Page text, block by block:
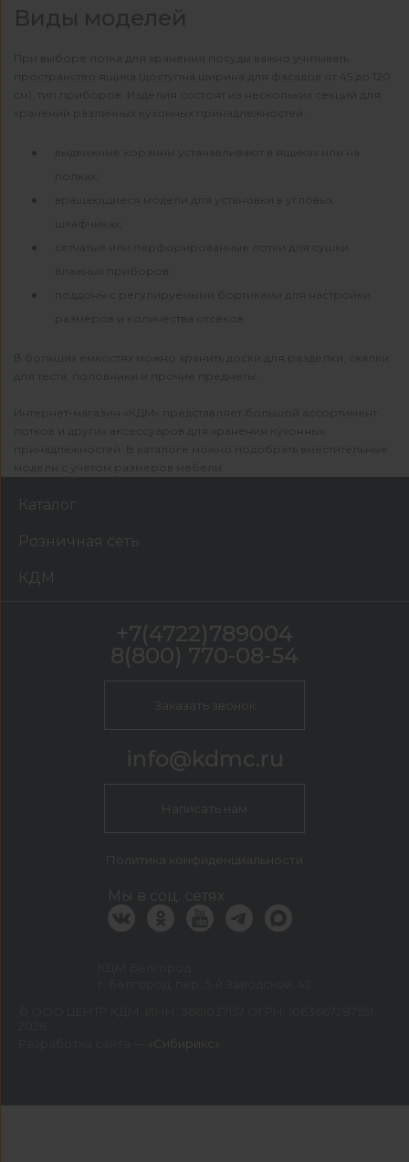
Виды моделей
При выборе лотка для хранения посуды важно учитывать
пространство ящика (доступна ширина для фасадов от 45 до 120
см), тип приборов. Изделия состоят из нескольких секций для
хранений различных кухонных принадлежностей:
выдвижные корзины устанавливают в ящиках или на
полках;
вращающиеся модели для установки в угловых
шкафчиках;
сетчатые или перфорированные лотки для сушки
влажных приборов;
поддоны с регулируемыми бортиками для настройки
размеров и количества отсеков.
В больших емкостях можно хранить доски для разделки, скалки
для теста, половники и прочие предметы.
Интернет-магазин «КДМ» представляет большой ассортимент
лотков и других аксессуаров для хранения кухонных
принадлежностей. В каталоге можно подобрать вместительные
модели с учетом размеров мебели.
Каталог
Розничная сеть
КДМ
+7(4722)789004
8(800) 770-08-54
Заказать звонок
info@kdmc.ru
Написать нам
Политика конфиденциальности
Мы в соц. сетях
«Сибирикс»